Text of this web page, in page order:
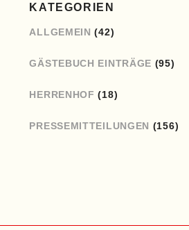
KATEGORIEN
ALLGEMEIN (42)
GÄSTEBUCH EINTRÄGE (95)
HERRENHOF (18)
PRESSEMITTEILUNGEN (156)